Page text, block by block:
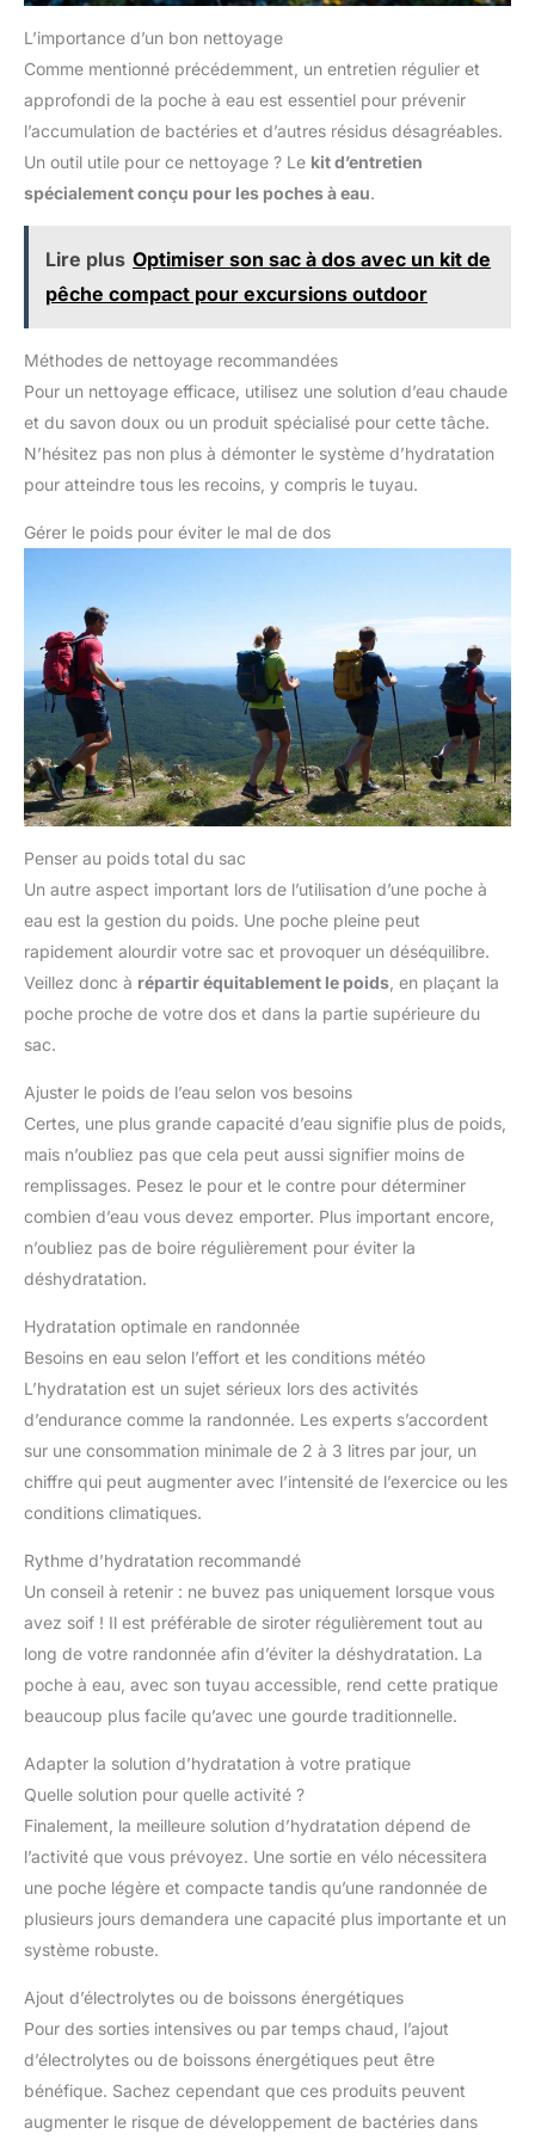
L’importance d’un bon nettoyage
Comme mentionné précédemment, un entretien régulier et
approfondi de la poche à eau est essentiel pour prévenir
l’accumulation de bactéries et d’autres résidus désagréables.
Un outil utile pour ce nettoyage ? Le kit d’entretien
spécialement conçu pour les poches à eau.
Lire plus Optimiser son sac à dos avec un kit de
pêche compact pour excursions outdoor
Méthodes de nettoyage recommandées
Pour un nettoyage efficace, utilisez une solution d’eau chaude
et du savon doux ou un produit spécialisé pour cette tâche.
N’hésitez pas non plus à démonter le système d’hydratation
pour atteindre tous les recoins, y compris le tuyau.
Gérer le poids pour éviter le mal de dos
Penser au poids total du sac
Un autre aspect important lors de l’utilisation d’une poche à
eau est la gestion du poids. Une poche pleine peut
rapidement alourdir votre sac et provoquer un déséquilibre.
Veillez donc à répartir équitablement le poids , en plaçant la
poche proche de votre dos et dans la partie supérieure du
sac.
Ajuster le poids de l’eau selon vos besoins
Certes, une plus grande capacité d’eau signifie plus de poids,
mais n’oubliez pas que cela peut aussi signifier moins de
remplissages. Pesez le pour et le contre pour déterminer
combien d’eau vous devez emporter. Plus important encore,
n’oubliez pas de boire régulièrement pour éviter la
déshydratation.
Hydratation optimale en randonnée
Besoins en eau selon l’effort et les conditions météo
L’hydratation est un sujet sérieux lors des activités
d’endurance comme la randonnée. Les experts s’accordent
sur une consommation minimale de 2 à 3 litres par jour, un
chiffre qui peut augmenter avec l’intensité de l’exercice ou les
conditions climatiques.
Rythme d’hydratation recommandé
Un conseil à retenir : ne buvez pas uniquement lorsque vous
avez soif ! Il est préférable de siroter régulièrement tout au
long de votre randonnée afin d’éviter la déshydratation. La
poche à eau, avec son tuyau accessible, rend cette pratique
beaucoup plus facile qu’avec une gourde traditionnelle.
Adapter la solution d’hydratation à votre pratique
Quelle solution pour quelle activité ?
Finalement, la meilleure solution d’hydratation dépend de
l’activité que vous prévoyez. Une sortie en vélo nécessitera
une poche légère et compacte tandis qu’une randonnée de
plusieurs jours demandera une capacité plus importante et un
système robuste.
Ajout d’électrolytes ou de boissons énergétiques
Pour des sorties intensives ou par temps chaud, l’ajout
d’électrolytes ou de boissons énergétiques peut être
bénéfique. Sachez cependant que ces produits peuvent
augmenter le risque de développement de bactéries dans